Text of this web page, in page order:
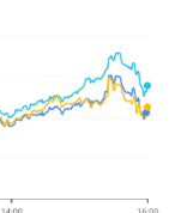
に終了か